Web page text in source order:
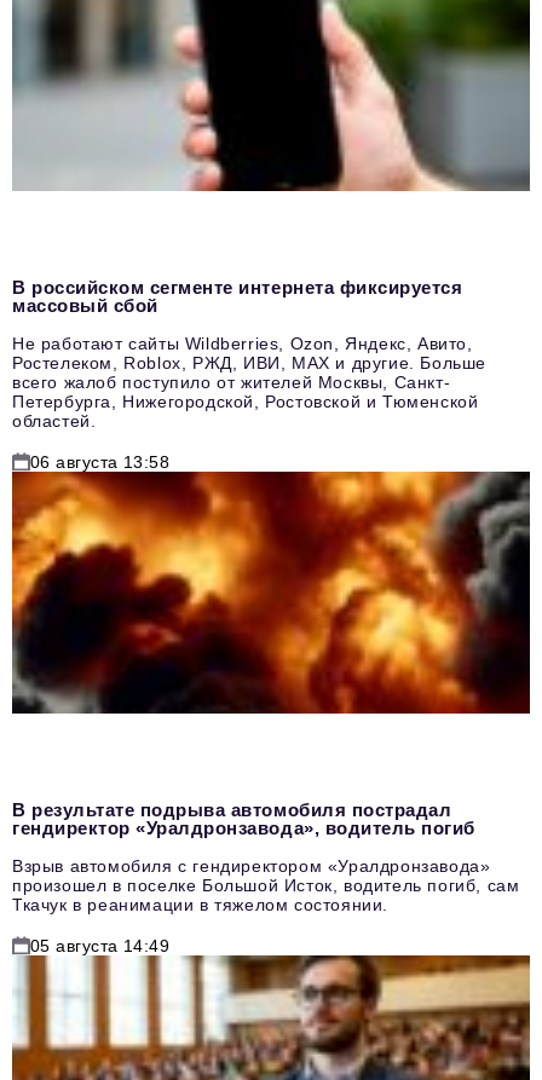
В российском сегменте интернета фиксируется
массовый сбой
Не работают сайты Wildberries, Ozon, Яндекс, Авито,
Ростелеком, Roblox, РЖД, ИВИ, MAX и другие. Больше
всего жалоб поступило от жителей Москвы, Санкт-
Петербурга, Нижегородской, Ростовской и Тюменской
областей.
06 августа 13:58
В результате подрыва автомобиля пострадал
гендиректор «Уралдронзавода», водитель погиб
Взрыв автомобиля с гендиректором «Уралдронзавода»
произошел в поселке Большой Исток, водитель погиб, сам
Ткачук в реанимации в тяжелом состоянии.
05 августа 14:49